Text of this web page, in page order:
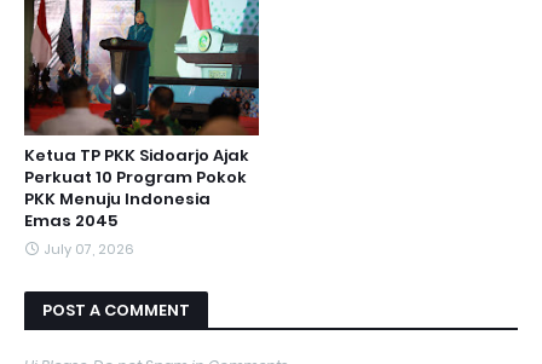
Ketua TP PKK Sidoarjo Ajak
Perkuat 10 Program Pokok
PKK Menuju Indonesia
Emas 2045
July 07, 2026
POST A COMMENT